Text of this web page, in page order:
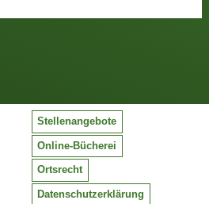
Stellenangebote
Online-Bücherei
Ortsrecht
Datenschutzerklärung